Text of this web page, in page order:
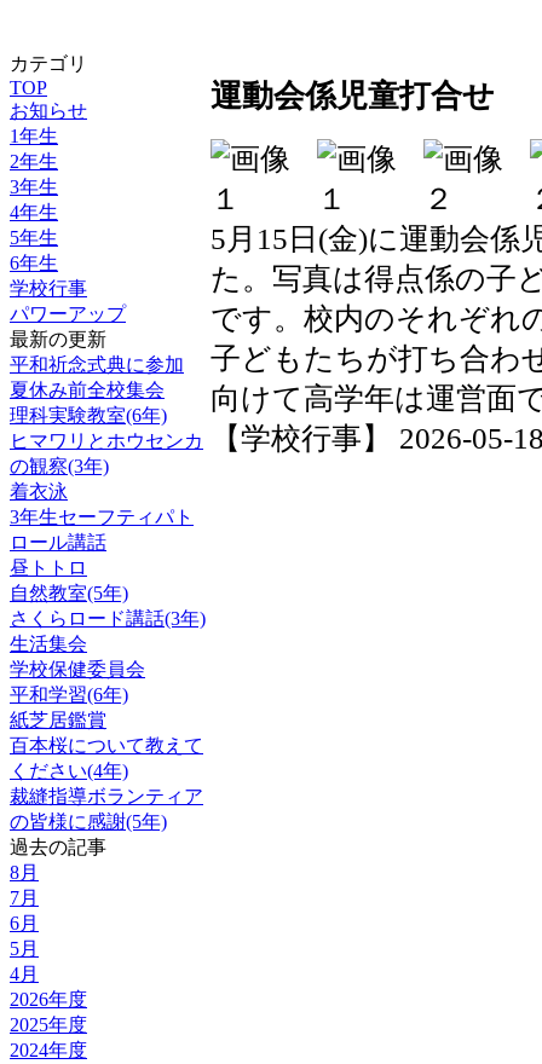
カテゴリ
TOP
お知らせ
1年生
2年生
3年生
4年生
5年生
6年生
学校行事
パワーアップ
最新の更新
平和祈念式典に参加
夏休み前全校集会
理科実験教室(6年)
ヒマワリとホウセンカ
の観察(3年)
着衣泳
3年生セーフティパト
ロール講話
昼トトロ
自然教室(5年)
さくらロード講話(3年)
生活集会
学校保健委員会
平和学習(6年)
紙芝居鑑賞
百本桜について教えて
ください(4年)
裁縫指導ボランティア
の皆様に感謝(5年)
過去の記事
8月
7月
6月
5月
4月
2026年度
2025年度
2024年度
運動会係児童打合せ
5月15日(金)に運動会係
た。写真は得点係の子
です。校内のそれぞれ
子どもたちが打ち合わ
向けて高学年は運営面
【学校行事】 2026-05-